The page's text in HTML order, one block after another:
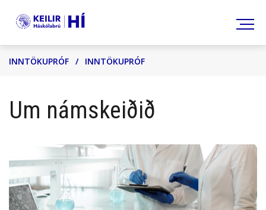
Leita
INNTÖKUPRÓF / INNTÖKUPRÓF
Um námskeiðið